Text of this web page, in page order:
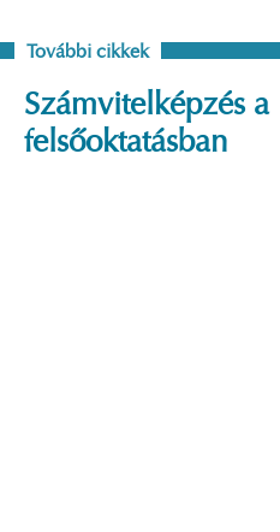
További cikkek
Számvitelképzés a
felsőoktatásban